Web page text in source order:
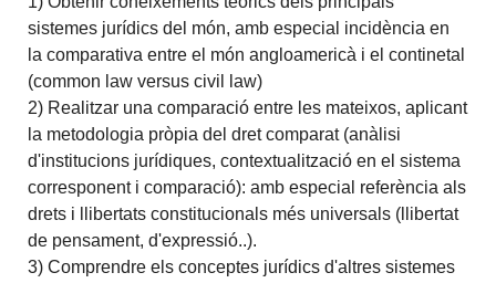
sistemes jurídics del món, amb especial incidència en
la comparativa entre el món angloamericà i el continetal
(common law versus civil law)
2) Realitzar una comparació entre les mateixos, aplicant
la metodologia pròpia del dret comparat (anàlisi
d'institucions jurídiques, contextualització en el sistema
corresponent i comparació): amb especial referència als
drets i llibertats constitucionals més universals (llibertat
de pensament, d'expressió..).
3) Comprendre els conceptes jurídics d'altres sistemes